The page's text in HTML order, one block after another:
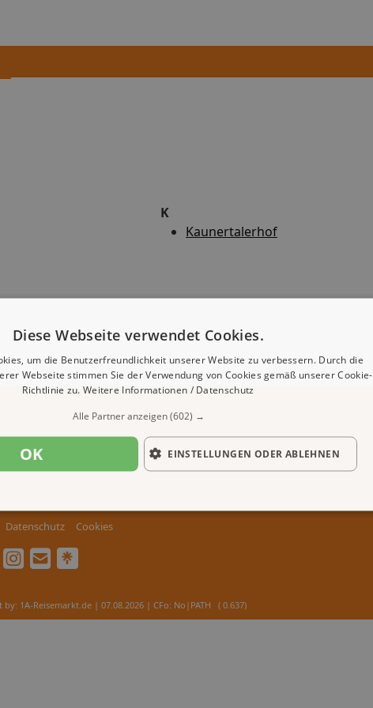
K
Kaunertalerhof
Datenschutz Cookies
1A-Reisemarkt.de | 07.08.2026 | CFo: No|PATH ( 0.637)
Diese Webseite verwendet Cookies.
um die Benutzerfreundlichkeit unserer Website zu verbessern. Durch die
Webseite stimmen Sie der Verwendung von Cookies gemäß unserer Cookie-
Richtlinie zu. Weitere Informationen / Datenschutz
Alle Partner anzeigen(602) →
OK EINSTELLUNGEN ODER ABLEHNEN